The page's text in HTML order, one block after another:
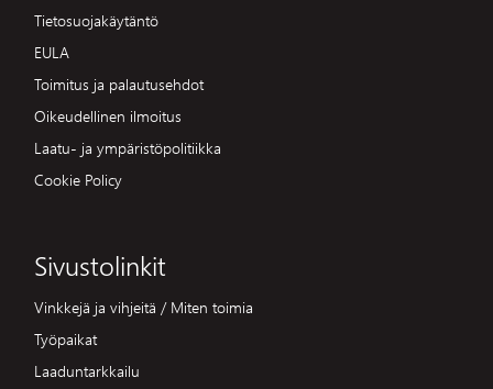
Tietosuojakäytäntö
EULA
Toimitus ja palautusehdot
Oikeudellinen ilmoitus
Laatu- ja ympäristöpolitiikka
Cookie Policy
Sivustolinkit
Vinkkejä ja vihjeitä / Miten toimia
Työpaikat
Laaduntarkkailu